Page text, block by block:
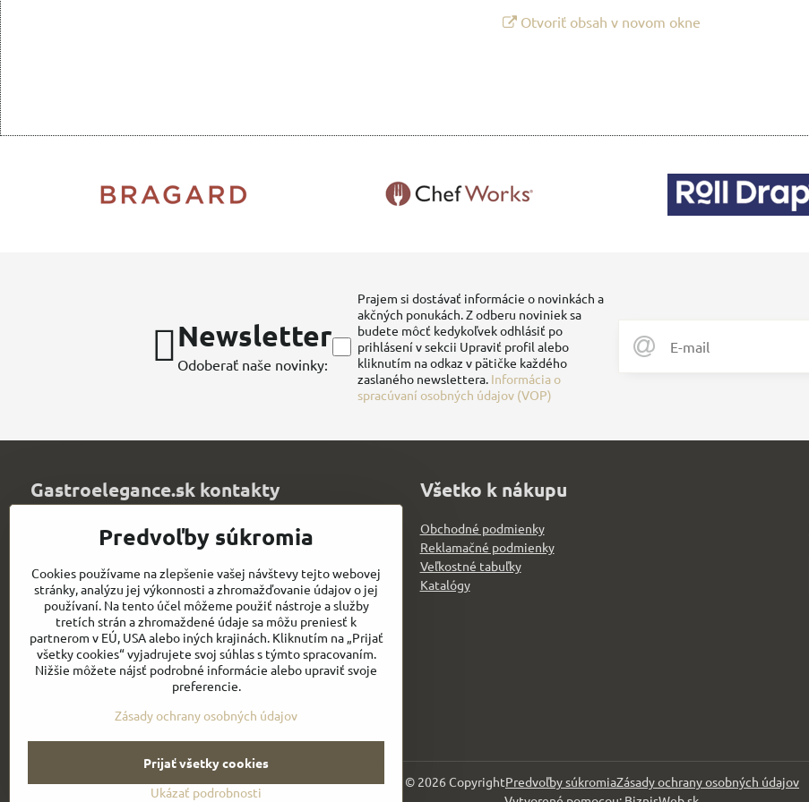
Otvoriť obsah v novom okne
Newsletter
Odoberať naše novinky:
Prajem si dostávať informácie o novinkách a
akčných ponukách. Z odberu noviniek sa
budete môcť kedykoľvek odhlásiť po
prihlásení v sekcii Upraviť profil alebo
kliknutím na odkaz v pätičke každého
zaslaného newslettera. Informácia o
spracúvaní osobných údajov (VOP)
Gastroelegance.sk kontakty
Juvitex, s​.r​.o​.
Trenčianska 1320
Púchov 020 01
Slovakia
IČO: 36339903
DIČ: 2021900067
IČ DPH: SK2021900067
info​@chefworks​.sk
+421 907 172 595
Všetko k nákupu
Obchodné podmienky
Reklamačné podmienky
Veľkostné tabuľky
Katalógy
© 2026 CopyrightPredvoľby súkromiaZásady ochrany osobných údajov
Predvoľby súkromia
Cookies používame na zlepšenie vašej návštevy tejto webovej
stránky, analýzu jej výkonnosti a zhromažďovanie údajov o jej
používaní. Na tento účel môžeme použiť nástroje a služby
tretích strán a zhromaždené údaje sa môžu preniesť k
partnerom v EÚ, USA alebo iných krajinách. Kliknutím na „Prijať
všetky cookies“ vyjadrujete svoj súhlas s týmto spracovaním.
Nižšie môžete nájsť podrobné informácie alebo upraviť svoje
preferencie.
Zásady ochrany osobných údajov
Ukázať podrobnosti
Prijať všetky cookies